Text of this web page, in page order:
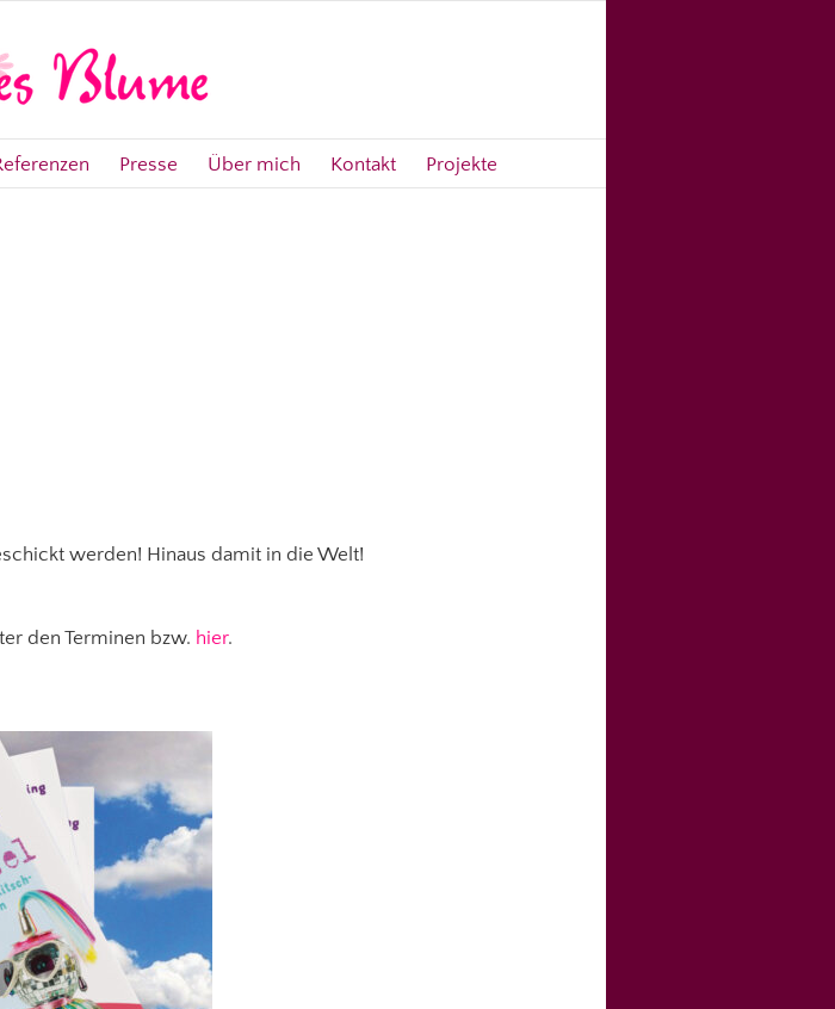
Presse Über mich Kontakt Projekte
werden! Hinaus damit in die Welt!
den Terminen bzw. hier.